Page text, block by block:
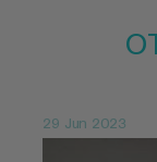
29 Jun 2023